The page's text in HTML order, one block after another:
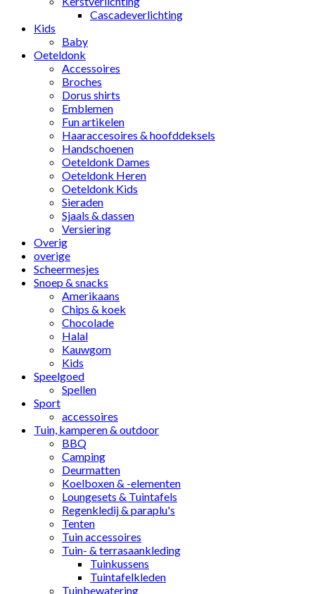
Cascadeverlichting
Kids
Baby
Oeteldonk
Accessoires
Broches
Dorus shirts
Emblemen
Fun artikelen
Haaraccesoires & hoofddeksels
Handschoenen
Oeteldonk Dames
Oeteldonk Heren
Oeteldonk Kids
Sieraden
Sjaals & dassen
Versiering
Overig
overige
Scheermesjes
Snoep & snacks
Amerikaans
Chips & koek
Chocolade
Halal
Kauwgom
Kids
Speelgoed
Spellen
Sport
accessoires
Tuin, kamperen & outdoor
BBQ
Camping
Deurmatten
Koelboxen & -elementen
Loungesets & Tuintafels
Regenkledij & paraplu's
Tenten
Tuin accessoires
Tuin- & terrasaankleding
Tuinkussens
Tuintafelkleden
Tuinbewatering